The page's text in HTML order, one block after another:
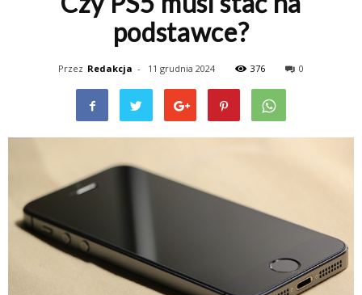
podstawce?
Przez Redakcja - 11 grudnia 2024 376 0